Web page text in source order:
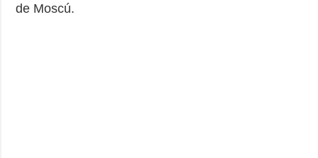
de Moscú.